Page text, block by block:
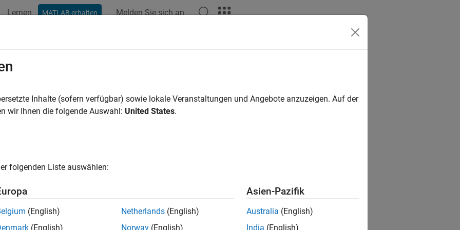
Lernen MATLAB erhalten Melden Sie sich an
mlreportgen.report
= getTitleReporter(loc)
Inhalte (sofern verfügbar) sowie lokale Veranstaltungen und Angebote anzuzeigen. Auf der
wir Ihnen die folgende Auswahl: United States.
folgenden Liste auswählen:
(English)
(English)
Netherlands (English)
Norway (English)
Asien-Pazifik
Australia (English)
India (English)